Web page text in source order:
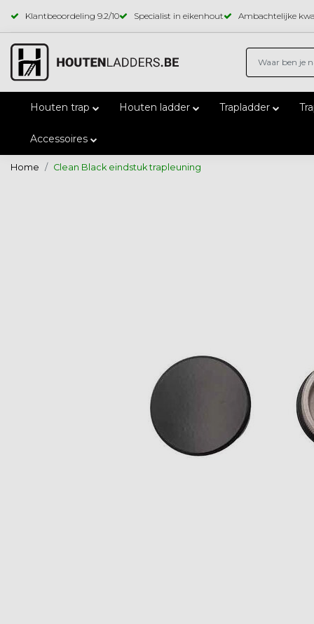
Klantbeoordeling 9.2/10 Specialist in eikenhout Ambachtelijke
Houten trap Houten ladder Trapladder
Accessoires
Home Clean Black eindstuk trapleuning